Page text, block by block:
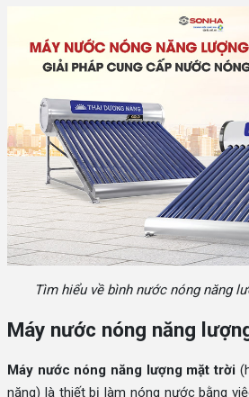
Tìm hiểu về bình nước nóng năng
Máy nước nóng năng
Máy nước nóng năng lượng mặt trời
năng) là thiết bị làm nóng nước bằng